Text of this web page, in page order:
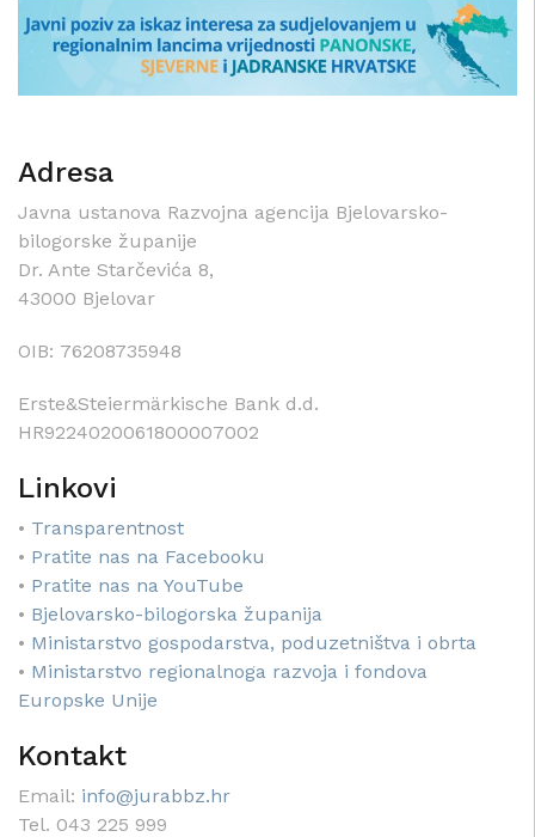
Adresa
Javna ustanova Razvojna agencija Bjelovarsko-
bilogorske županije
Dr. Ante Starčevića 8,
43000 Bjelovar
OIB: 76208735948
Erste&Steiermärkische Bank d.d.
HR9224020061800007002
Linkovi
• Transparentnost
• Pratite nas na Facebooku
• Pratite nas na YouTube
• Bjelovarsko-bilogorska županija
• Ministarstvo gospodarstva, poduzetništva i obrta
• Ministarstvo regionalnoga razvoja i fondova
Europske Unije
Kontakt
Email: info@jurabbz.hr
Tel. 043 225 999